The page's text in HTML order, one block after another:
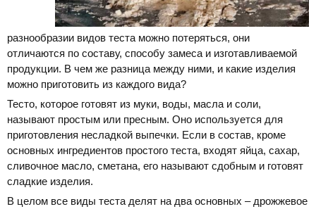
разнообразии видов теста можно потеряться, они
отличаются по составу, способу замеса и изготавливаемой
продукции. В чем же разница между ними, и какие изделия
можно приготовить из каждого вида?
Тесто, которое готовят из муки, воды, масла и соли,
называют простым или пресным. Оно используется для
приготовления несладкой выпечки. Если в состав, кроме
основных ингредиентов простого теста, входят яйца, сахар,
сливочное масло, сметана, его называют сдобным и готовят
сладкие изделия.
В целом все виды теста делят на два основных – дрожжевое